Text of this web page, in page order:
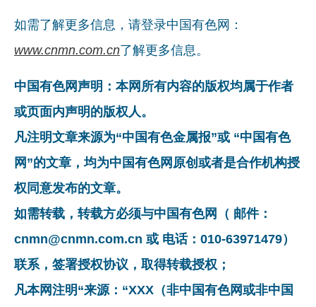
如需了解更多信息，请登录中国有色网：
www.cnmn.com.cn了解更多信息。
中国有色网声明：本网所有内容的版权均属于作者
或页面内声明的版权人。
凡注明文章来源为“中国有色金属报”或 “中国有色
网”的文章，均为中国有色网原创或者是合作机构授
权同意发布的文章。
如需转载，转载方必须与中国有色网（ 邮件：
cnmn@cnmn.com.cn 或 电话：010-63971479）
联系，签署授权协议，取得转载授权；
凡本网注明“来源：“XXX（非中国有色网或非中国